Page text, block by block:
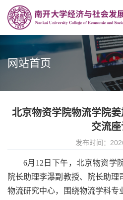
网站首页
北京物资学院物流学院
交流
发布时间：
6月12日下午，北京物资学
院长助理李瀑副教授、院长助
物流研究中心，围绕物流学科专